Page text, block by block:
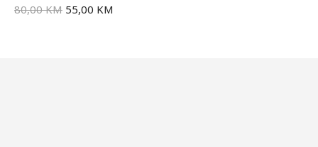
80,00KM 55,00 KM